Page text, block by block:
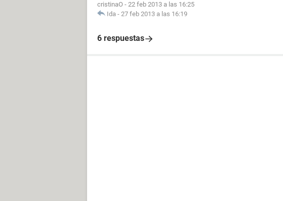
cristinaO - 22 feb 2013 a las 16:25
Ida - 27 feb 2013 a las 16:19
6 respuestas